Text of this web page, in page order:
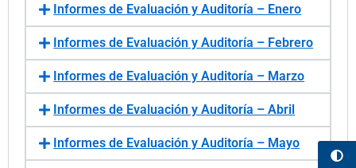
Informes de Evaluación y Auditoría – Enero
Informes de Evaluación y Auditoría – Febrero
Informes de Evaluación y Auditoría – Marzo
Informes de Evaluación y Auditoría – Abril
Informes de Evaluación y Auditoría – Mayo